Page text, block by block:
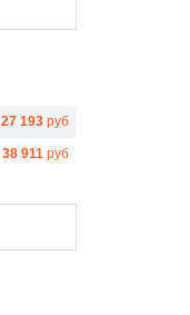
27 193руб
38 911руб